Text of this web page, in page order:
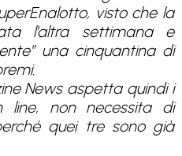
visto che la
l’altra settimana e
una cinquantina di
News aspetta quindi i
line, non necessita di
quei tre sono già